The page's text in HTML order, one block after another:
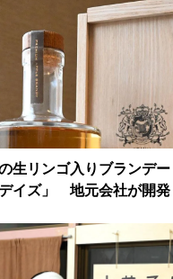
生リンゴ入りブランデ
イズ」 地元会社が開発